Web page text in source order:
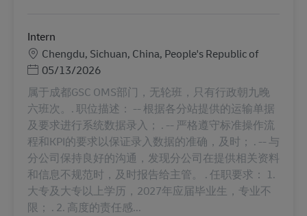
Intern
地點Chengdu, Sichuan, China, People's Republic of
Posted Date
05/13/2026
属于成都GSC OMS部门，无轮班，只有行政朝九晚
六班次。. 职位描述： -- 根据各分站提供的运输单据
及要求进行系统数据录入； . -- 严格遵守标准操作流
程和KPI的要求以保证录入数据的准确，及时； . -- 与
分公司保持良好的沟通，发现分公司在提供相关资料
和信息不规范时，及时报告给主管。 . 任职要求： 1.
大专及大专以上学历，2027年应届毕业生，专业不
限； . 2. 高度的责任感...